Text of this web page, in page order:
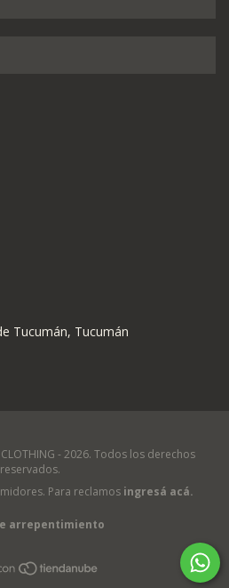
Tucumán, Tucumán
- 2026. Todos los derechos
reservados.
Para reclamos ingresá acá.
arrepentimiento